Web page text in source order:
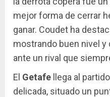
mejor forma de cerrar
ganar. Coudet ha
mostrando buen nivel
ante un rival que
El Getafe llega al
delicada, situado un